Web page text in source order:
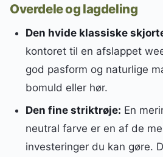
Overdele og lagdeling
Den hvide klassiske
kontoret til en afslappet
god pasform og naturlige
bomuld eller hør.
Den fine striktrøje: En
neutral farve er en af de
investeringer du kan gøre.